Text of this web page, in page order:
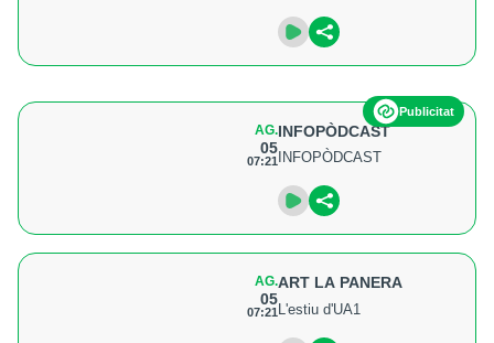
Publicitat
AG.
05
07:21
INFOPÒDCAST
INFOPÒDCAST
AG.
05
07:21
ART LA PANERA
L'estiu d'UA1